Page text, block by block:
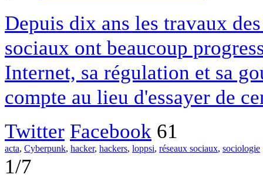
Depuis dix ans les travaux
sociaux ont beaucoup
Internet, sa régulation et sa
compte au lieu d'essayer de
Twitter Facebook 61
acta, Cyberpunk, hacker, hackers, loppsi, réseaux sociaux, sociologie
1/7